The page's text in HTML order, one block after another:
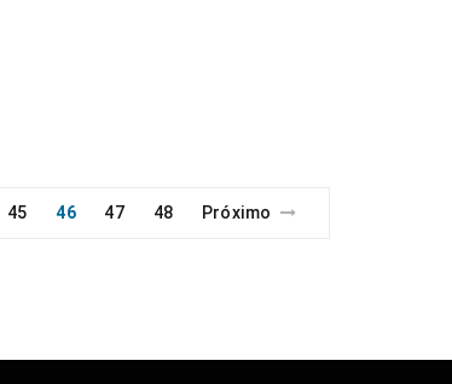
45 46 47 48 Próximo